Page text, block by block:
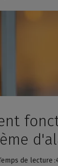
de lecture